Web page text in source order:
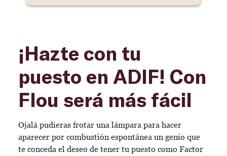
¡Hazte con tu
puesto en ADIF! Con
Flou será más fácil
Ojalá pudieras frotar una lámpara para hacer
aparecer por combustión espontánea un genio que
te conceda el deseo de tener tu puesto como Factor